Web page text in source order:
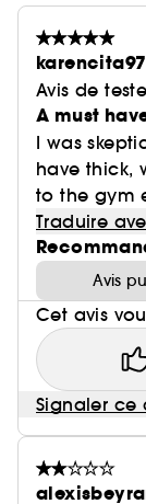
karencita97
Avis de
A must
I was
have thick,
to the gym
Traduire
Avis
Cet avis
Signaler ce